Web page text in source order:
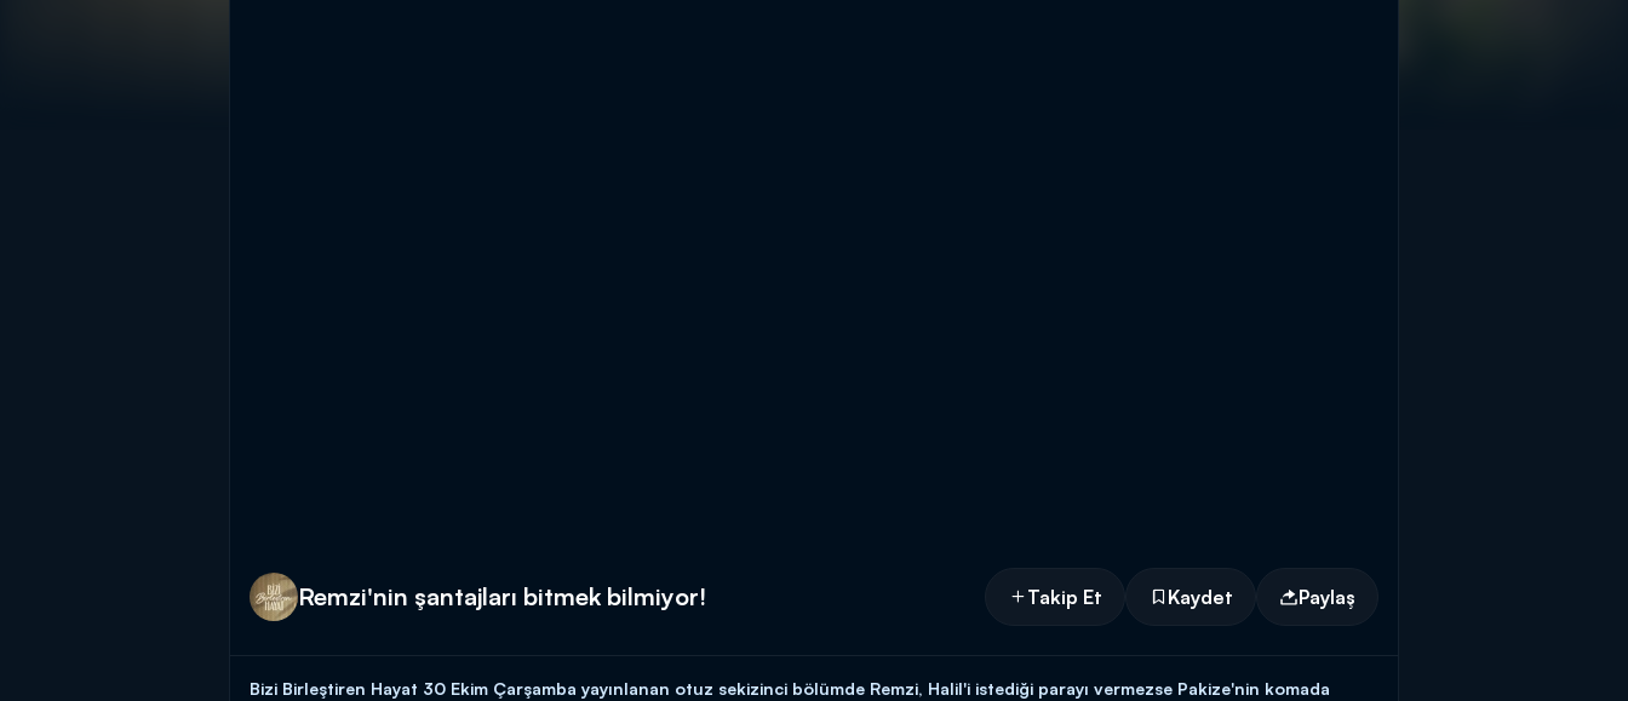
Remzi'nin şantajları bitmek bilmiyor! Takip Et Kaydet Paylaş
Bizi Birleştiren Hayat 30 Ekim Çarşamba yayınlanan otuz sekizinci bölümde Remzi, Halil'i istediği parayı vermezse Pakize'nin komada